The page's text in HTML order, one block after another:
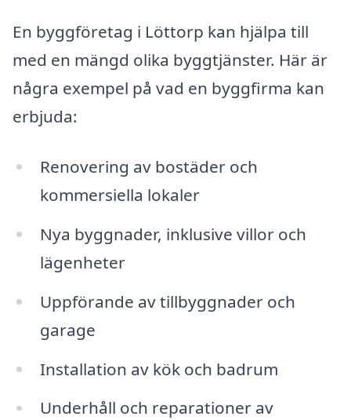
En byggföretag i Löttorp kan hjälpa till
med en mängd olika byggtjänster. Här är
några exempel på vad en byggfirma kan
erbjuda:
Renovering av bostäder och
kommersiella lokaler
Nya byggnader, inklusive villor och
lägenheter
Uppförande av tillbyggnader och
garage
Installation av kök och badrum
Underhåll och reparationer av